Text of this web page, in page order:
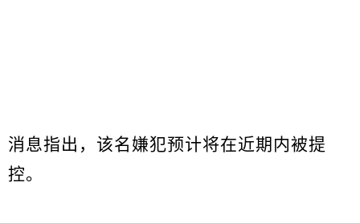
消息指出，该名嫌犯预计将在近期内被提
控。